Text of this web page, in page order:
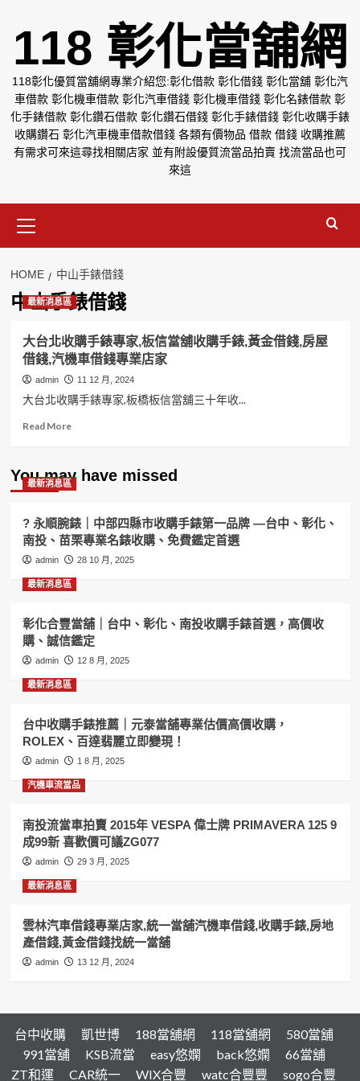
118 彰化當舖網
118彰化優質當舖網專業介紹您:彰化借款 彰化借錢 彰化當舖 彰化汽
車借款 彰化機車借款 彰化汽車借錢 彰化機車借錢 彰化名錶借款 彰
化手錶借款 彰化鑽石借款 彰化鑽石借錢 彰化手錶借錢 彰化收購手錶
收購鑽石 彰化汽車機車借款借錢 各類有價物品 借款 借錢 收購推薦
有需求可來這尋找相關店家 並有附設優質流當品拍賣 找流當品也可
來這
Menu
HOME 中山手錶借錢
中山手錶借錢
最新消息區
大台北收購手錶專家,板信當舖收購手錶,黃金借錢,房屋
借錢,汽機車借錢專業店家
admin 11 12 月, 2024
大台北收購手錶專家,板橋板信當舖三十年收...
Read MoreRead
大
台
收
購
手
錶
專
家,
信
當
舖
收
購
黃
金
借
房
借
錢,
汽
機
車
專
業
店
You may have missed
最新消息區
? 永順腕錶｜中部四縣市收購手錶第一品牌 —台中、彰化、
南投、苗栗專業名錶收購、免費鑑定首選
admin 28 10 月, 2025
最新消息區
彰化合豐當舖｜台中、彰化、南投收購手錶首選，高價收
購、誠信鑑定
admin 12 8 月, 2025
最新消息區
台中收購手錶推薦｜元泰當舖專業估價高價收購，
ROLEX、百達翡麗立即變現！
admin 1 8 月, 2025
汽機車流當品
南投流當車拍賣 2015年 VESPA 偉士牌 PRIMAVERA 125 9
成99新 喜歡價可議ZG077
admin 29 3 月, 2025
最新消息區
雲林汽車借錢專業店家,統一當舖汽機車借錢,收購手錶,房地
產借錢,黃金借錢找統一當舖
admin 13 12 月, 2024
台中收購 凱世博 188當舖網 118當舖網
580當舖
991當舖
KSB流當 easy悠嫻 back悠嫻
66當舖
ZT和運
CAR統一 WIX合豐 watc合豐豐 sogo合豐